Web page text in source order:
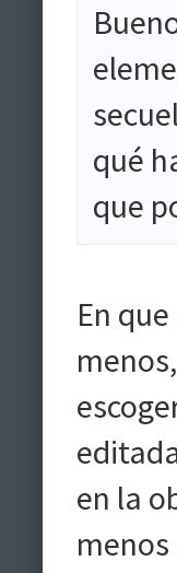
qué
que
En
en la